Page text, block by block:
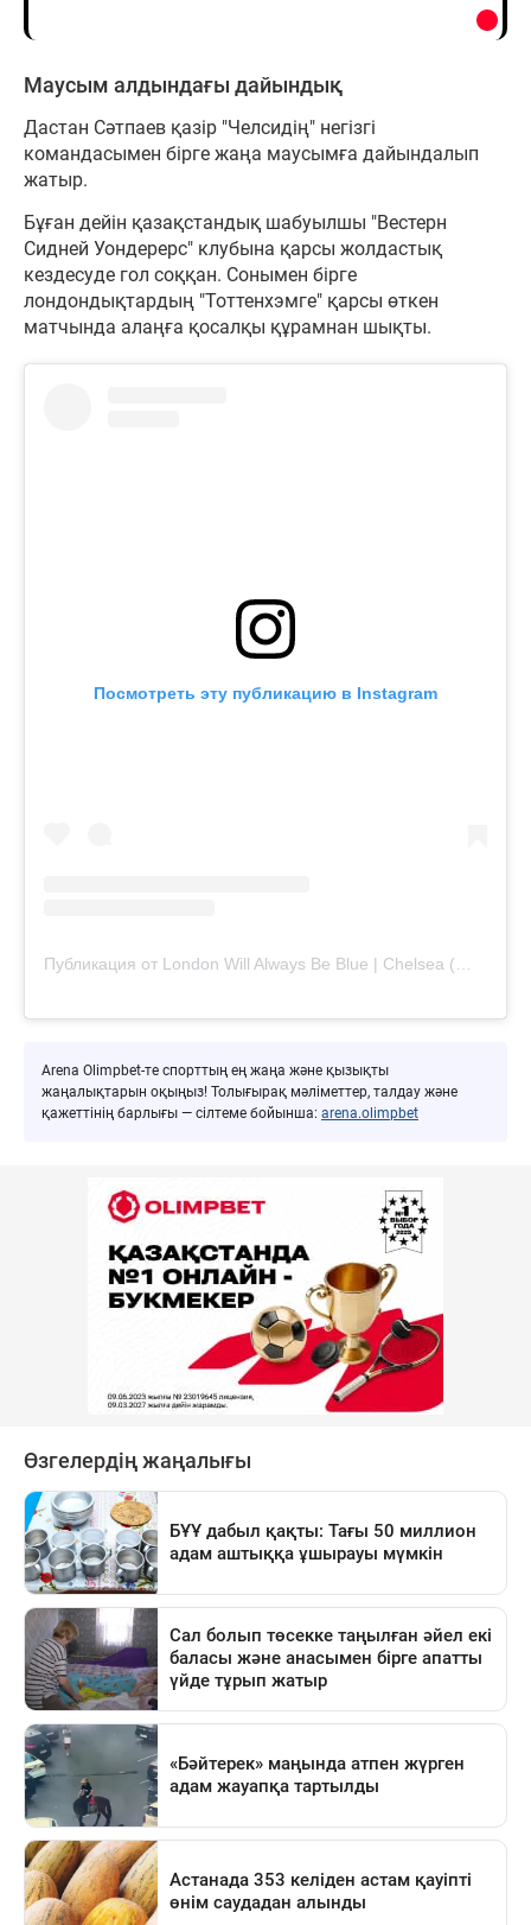
Маусым алдындағы дайындық
Дастан Сәтпаев қазір "Челсидің" негізгі
командасымен бірге жаңа маусымға дайындалып
жатыр.
Бұған дейін қазақстандық шабуылшы "Вестерн
Сидней Уондерерс" клубына қарсы жолдастық
кездесуде гол соққан. Сонымен бірге
лондондықтардың "Тоттенхэмге" қарсы өткен
матчында алаңға қосалқы құрамнан шықты.
Посмотреть эту публикацию в Instagram
Arena Olimpbet-те спорттың ең жаңа және қызықты
жаңалықтарын оқыңыз! Толығырақ мәліметтер, талдау және
қажеттінің барлығы — сілтеме бойынша: arena.olimpbet